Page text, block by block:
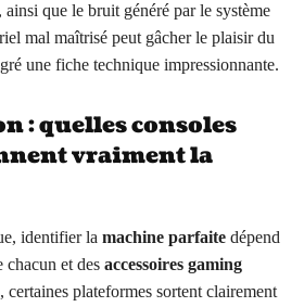
ainsi que le bruit généré par le système
mal maîtrisé peut gâcher le plaisir du
une fiche technique impressionnante.
: quelles consoles
vraiment la
identifier la machine parfaite dépend
chacun et des accessoires gaming
certaines plateformes sortent clairement